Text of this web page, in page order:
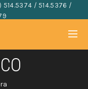
514.5374 / 514.5376 /